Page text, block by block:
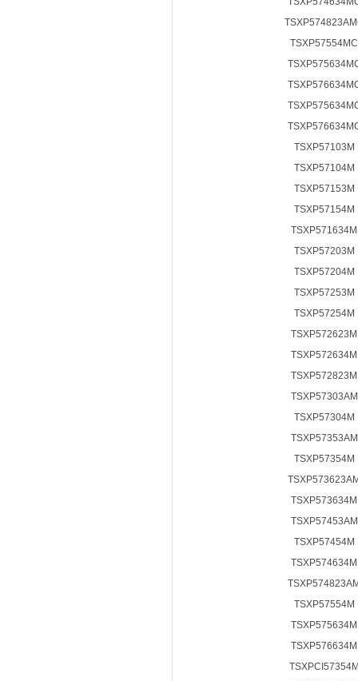
TSXP57554MC
TSXP57103M
TSXP57104M
TSXP57153M
TSXP57154M
TSXP571634M
TSXP57203M
TSXP57204M
TSXP57253M
TSXP57254M
TSXP572623M
TSXP572634M
TSXP572823M
TSXP57303AM
TSXP57304M
TSXP57353AM
TSXP57354M
TSXP573634M
TSXP57453AM
TSXP57454M
TSXP574634M
TSXP57554M
TSXP575634M
TSXP576634M